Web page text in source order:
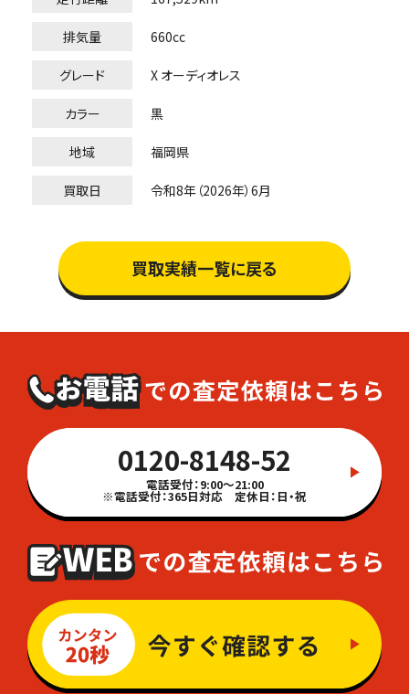
排気量 660cc
グレード X オーディオレス
カラー 黒
地域 福岡県
買取日 令和8年（2026年）6月
買取実績一覧に戻る
0120-8148-52
電話受付：9:00～21:00
※電話受付：365日対応 定休日：日・祝